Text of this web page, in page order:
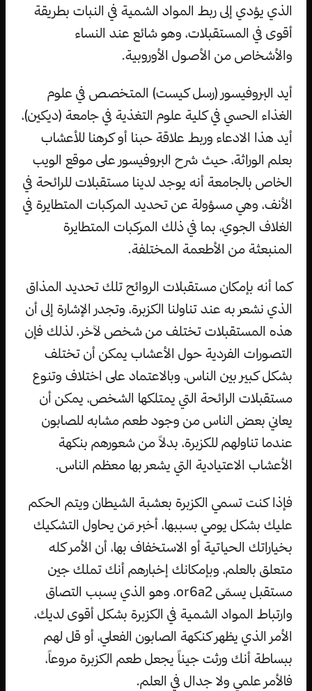
الذي يؤدي إلى ربط المواد الشمية في النبات بطريقة
أقوى في المستقبلات، وهو شائع عند النساء
والأشخاص من الأصول الأوروبية.
أيد البروفيسور (رسل كيست) المتخصص في علوم
الغذاء الحسي في كلية علوم التغذية في جامعة (ديكين)،
أيد هذا الادعاء وربط علاقة حبنا أو كرهنا للأعشاب
بعلم الوراثة، حيث شرح البروفيسور على موقع الويب
الخاص بالجامعة أنه يوجد لدينا مستقبلات للرائحة في
الأنف، وهي مسؤولة عن تحديد المركبات المتطايرة في
الغلاف الجوي، بما في ذلك المركبات المتطايرة
المنبعثة من الأطعمة المختلفة.
كما أنه بإمكان مستقبلات الروائح تلك تحديد المذاق
الذي نشعر به عند تناولنا الكزبرة، وتجدر الإشارة إلى أن
هذه المستقبلات تختلف من شخص لآخر، لذلك فإن
التصورات الفردية حول الأعشاب يمكن أن تختلف
بشكل كبير بين الناس، وبالاعتماد على اختلاف وتنوع
مستقبلات الرائحة التي يمتلكها الشخص، يمكن أن
يعاني بعض الناس من وجود طعم مشابه للصابون
عندما تناولهم للكزبرة، بدلاً من شعورهم بنكهة
الأعشاب الاعتيادية التي يشعر بها معظم الناس.
فإذا كنت تسمي الكزبرة بعشبة الشيطان ويتم الحكم
عليك بشكل يومي بسببها، أخبر مَن يحاول التشكيك
بخياراتك الحياتية أو الاستخفاف بها، أن الأمر كله
متعلق بالعلم، وبإمكانك إخبارهم أنك تملك جين
مستقبل يسمّى or6a2، وهو الذي يسبب التصاق
وارتباط المواد الشمية في الكزبرة بشكل أقوى لديك،
الأمر الذي يظهر كنكهة الصابون الفعلي، أو قل لهم
ببساطة أنك ورثت جيناً يجعل طعم الكزبرة مروعاً،
فالأمر علمي ولا جدال في العلم.